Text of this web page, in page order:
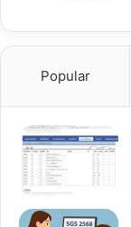
Popular